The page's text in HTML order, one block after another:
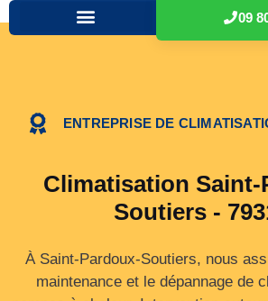
09
ENTREPRISE DE
Climatisation Saint-
Soutiers -
À Saint-Pardoux-Soutiers, nous
maintenance et le dépannage de